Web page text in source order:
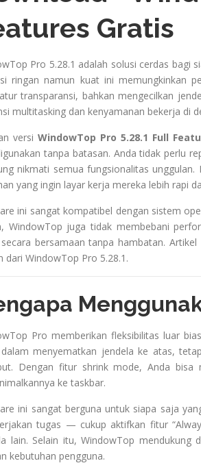
Gratis
Pro 5.28.1 adalah solusi cerdas bagi
ringan namun kuat ini memungkinkan
transparansi, bahkan mengecilkan
multitasking dan kenyamanan bekerja di
versi WindowTop Pro 5.28.1 Full
tanpa batasan. Anda tidak perlu
nikmati semua fungsionalitas
yang ingin layar kerja mereka lebih rapi
ini sangat kompatibel dengan sistem
WindowTop juga tidak membebani
bersamaan tanpa hambatan.
dari WindowTop Pro 5.28.1.
Pro memberikan fleksibilitas luar
menyematkan jendela ke atas,
Dengan fitur shrink mode, Anda bisa
ke taskbar.
ini sangat berguna untuk siapa saja
tugas — cukup aktifkan fitur
lain. Selain itu, WindowTop mendukung
kebutuhan pengguna.